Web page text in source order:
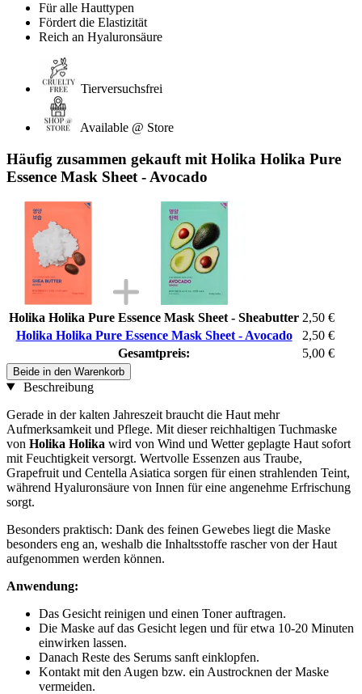
Für alle Hauttypen
Fördert die Elastizität
Reich an Hyaluronsäure
Tierversuchsfrei
Available @ Store
Häufig zusammen gekauft mit Holika Holika Pure
Essence Mask Sheet - Avocado
Holika Holika Pure Essence Mask Sheet - Sheabutter 2,50 €
Holika Holika Pure Essence Mask Sheet - Avocado
2,50 €
Gesamtpreis:
5,00 €
Beide in den Warenkorb
Beschreibung
Gerade in der kalten Jahreszeit braucht die Haut mehr
Aufmerksamkeit und Pflege. Mit dieser reichhaltigen Tuchmaske
von Holika Holika wird von Wind und Wetter geplagte Haut sofort
mit Feuchtigkeit versorgt. Wertvolle Essenzen aus Traube,
Grapefruit und Centella Asiatica sorgen für einen strahlenden Teint,
während Hyaluronsäure von Innen für eine angenehme Erfrischung
sorgt.
Besonders praktisch: Dank des feinen Gewebes liegt die Maske
besonders eng an, weshalb die Inhaltsstoffe rascher von der Haut
aufgenommen werden können.
Anwendung:
Das Gesicht reinigen und einen Toner auftragen.
Die Maske auf das Gesicht legen und für etwa 10-20 Minuten
einwirken lassen.
Danach Reste des Serums sanft einklopfen.
Kontakt mit den Augen bzw. ein Austrocknen der Maske
vermeiden.